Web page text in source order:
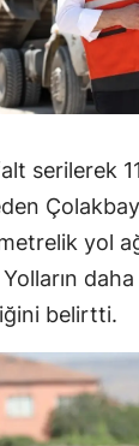
serilerek
yol
belirtti.